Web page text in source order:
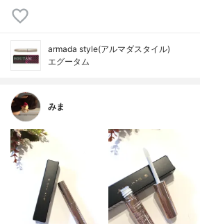
armada style(アルマダスタイル)
エグータム
みま